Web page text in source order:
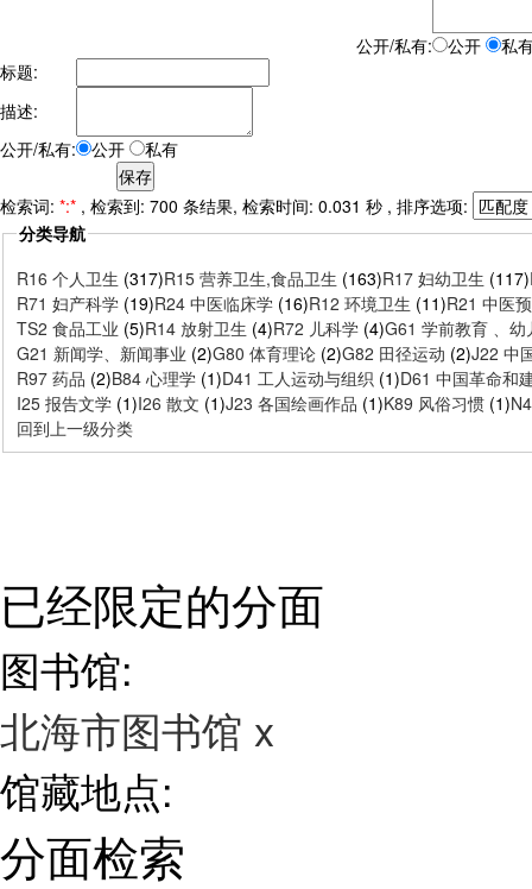
公开/私有: 公开
私
标题:
描述:
公开/私有:
公开 私有
检索词: *:* , 检索到: 700 条结果, 检索时间: 0.031 秒 , 排序选项:
分类导航
R16 个人卫生 (317)R15 营养卫生,食品卫生 (163)R17 妇幼卫生 (117)
R71 妇产科学 (19)R24 中医临床学 (16)R12 环境卫生 (11)R21 中医
TS2 食品工业 (5)R14 放射卫生 (4)R72 儿科学 (4)G61 学前教育 、
G21 新闻学、新闻事业 (2)G80 体育理论 (2)G82 田径运动 (2)J22 中
R97 药品 (2)B84 心理学 (1)D41 工人运动与组织 (1)D61 中国革命和
I25 报告文学 (1)I26 散文 (1)J23 各国绘画作品 (1)K89 风俗习惯 (1)
回到上一级分类
已经限定的分面
图书馆:
北海市图书馆 x
馆藏地点:
分面检索